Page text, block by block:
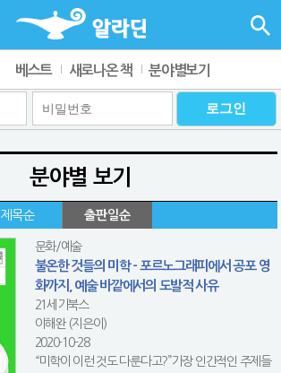
베스트 새로나온 책 분야별보기
분야별 보기
제목순 출판일순
문화/예술
불온한 것들의 미학 - 포르노그래피에서 공포 영
화까지, 예술 바깥에서의 도발적 사유
21세기북스
이해완 (지은이)
2020-10-28
“미학이 이런 것도 다룬다고?”가장 인간적인 주제들